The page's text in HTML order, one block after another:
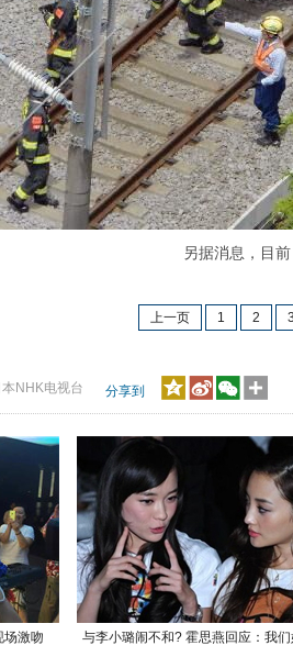
另据消息，目前
上一页 1 2
本NHK电视台 分享到
场激吻 与李小璐闹不和? 霍思燕回应：我